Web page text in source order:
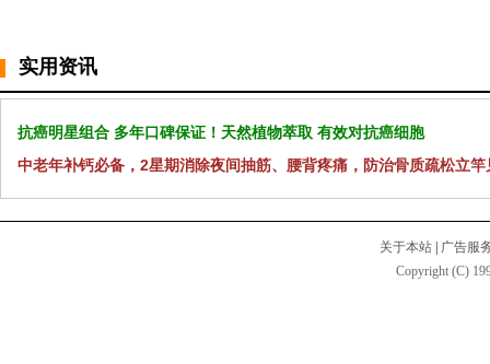
实用资讯
抗癌明星组合 多年口碑保证！天然植物萃取 有效对抗癌细胞
中老年补钙必备，2星期消除夜间抽筋、腰背疼痛，防治骨质疏松立竿
关于本站
广告服
Copyright (C)